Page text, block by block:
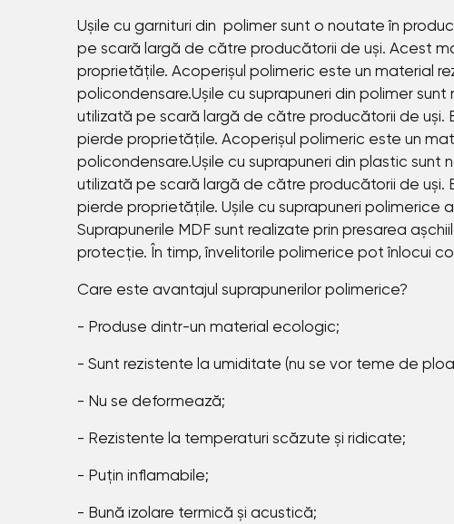
Ușile cu garnituri din polimer sunt o noutate în
pe scară largă de către producătorii de uși. Acest
proprietățile. Acoperișul polimeric este un material
policondensare.Ușile cu suprapuneri din polimer
utilizată pe scară largă de către producătorii de uși.
pierde proprietățile. Acoperișul polimeric este un
policondensare.Ușile cu suprapuneri din plastic sunt
utilizată pe scară largă de către producătorii de uși.
pierde proprietățile. Ușile cu suprapuneri polimerice
Suprapunerile MDF sunt realizate prin presarea
protecție. În timp, învelitorile polimerice pot înlocui
Care este avantajul suprapunerilor polimerice?
- Produse dintr-un material ecologic;
- Sunt rezistente la umiditate (nu se vor teme de
- Nu se deformează;
- Rezistente la temperaturi scăzute și ridicate;
- Puțin inflamabile;
- Bună izolare termică și acustică;